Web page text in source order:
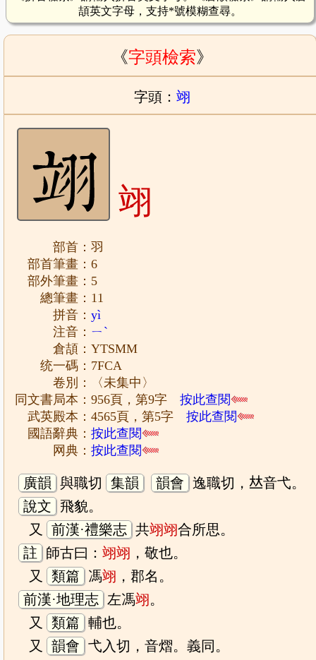
頡英文字母，支持*號模糊查尋。
《字頭檢索》
字頭： 翊
翊
部首：羽
部首筆畫：6
部外筆畫：5
總筆畫：11
拼音：yì
注音： ㄧˋ
倉頡：YTSMM
统一碼：7FCA
卷別：〈未集中〉
同文書局本：956頁，第9字按此查閱
武英殿本：4565頁，第5字按此查閱
國語辭典：按此查閱
网典：按此查閱
廣韻 與職切 集韻 韻會 逸職切，𠀤音弋。
說文
飛貌。
又
前漢·禮樂志 共翊翊合所思。
註
師古曰：翊翊 ，敬也。
又
類篇 馮翊 ，郡名。
前漢·地理志 左馮翊。
又
類篇 輔也。
又
韻會 弋入切，音熠。義同。